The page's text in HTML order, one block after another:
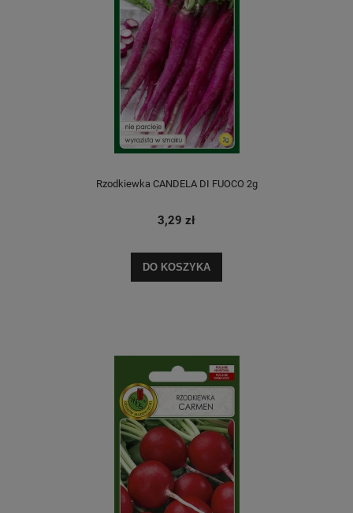
Rzodkiewka CANDELA DI FUOCO 2g
3,29 zł
DO KOSZYKA